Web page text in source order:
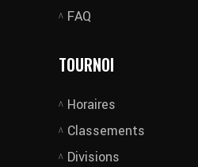
FAQ
TOURNOI
Horaires
Classements
Divisions